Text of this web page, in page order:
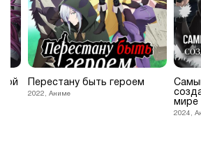
Перестану быть героем
2022, Аниме
мире
2024,